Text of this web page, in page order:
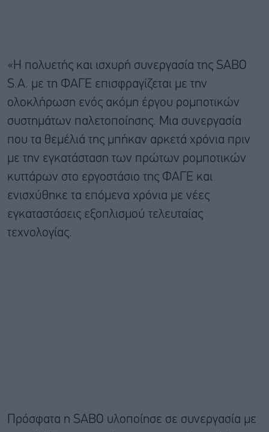
«Η πολυετής και ισχυρή συνεργασία της SABO
S.A. με τη ΦΑΓΕ επισφραγίζεται με την
ολοκλήρωση ενός ακόμη έργου ρομποτικών
συστημάτων παλετοποίησης. Μια συνεργασία
που τα θεμέλιά της μπήκαν αρκετά χρόνια πριν
με την εγκατάσταση των πρώτων ρομποτικών
κυττάρων στο εργοστάσιο της ΦΑΓΕ και
ενισχύθηκε τα επόμενα χρόνια με νέες
εγκαταστάσεις εξοπλισμού τελευταίας
τεχνολογίας.
Πρόσφατα η SABO υλοποίησε σε συνεργασία με